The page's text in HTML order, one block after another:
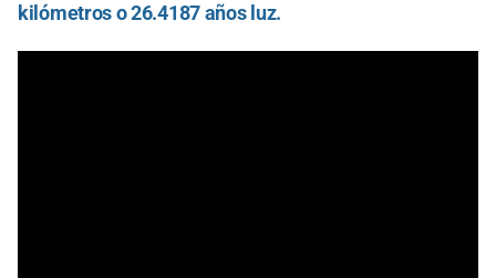
kilómetros o 26.4187 años luz.